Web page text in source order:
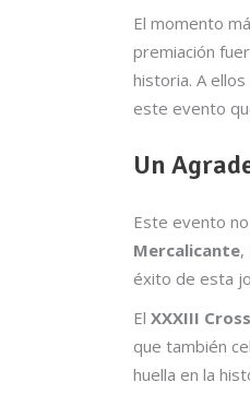
El momento
premiación
historia. A
este evento
Un
Este evento
Mercalicante,
éxito de esta
El XXXIII
que también
huella en la